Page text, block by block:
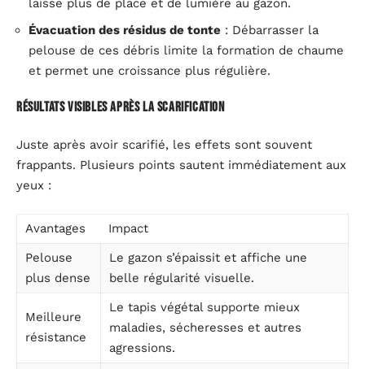
laisse plus de place et de lumière au gazon.
Évacuation des résidus de tonte : Débarrasser la
pelouse de ces débris limite la formation de chaume
et permet une croissance plus régulière.
Résultats visibles après la scarification
Juste après avoir scarifié, les effets sont souvent
frappants. Plusieurs points sautent immédiatement aux
yeux :
Avantages
Impact
Pelouse
plus dense
Le gazon s’épaissit et affiche une
belle régularité visuelle.
Meilleure
résistance
Le tapis végétal supporte mieux
maladies, sécheresses et autres
agressions.